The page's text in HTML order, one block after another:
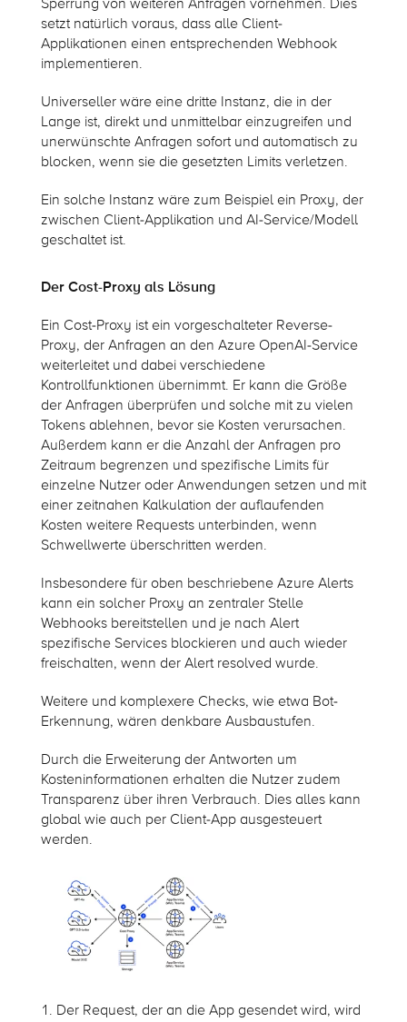
setzt natürlich voraus, dass alle Client-
Applikationen einen entsprechenden Webhook
implementieren.
Universeller wäre eine dritte Instanz, die in der
Lange ist, direkt und unmittelbar einzugreifen und
unerwünschte Anfragen sofort und automatisch zu
blocken, wenn sie die gesetzten Limits verletzen.
Ein solche Instanz wäre zum Beispiel ein Proxy, der
zwischen Client-Applikation und AI-Service/Modell
geschaltet ist.
Der Cost-Proxy als Lösung
Ein Cost-Proxy ist ein vorgeschalteter Reverse-
Proxy, der Anfragen an den Azure OpenAI-Service
weiterleitet und dabei verschiedene
Kontrollfunktionen übernimmt. Er kann die Größe
der Anfragen überprüfen und solche mit zu vielen
Tokens ablehnen, bevor sie Kosten verursachen.
Außerdem kann er die Anzahl der Anfragen pro
Zeitraum begrenzen und spezifische Limits für
einzelne Nutzer oder Anwendungen setzen und mit
einer zeitnahen Kalkulation der auflaufenden
Kosten weitere Requests unterbinden, wenn
Schwellwerte überschritten werden.
Insbesondere für oben beschriebene Azure Alerts
kann ein solcher Proxy an zentraler Stelle
Webhooks bereitstellen und je nach Alert
spezifische Services blockieren und auch wieder
freischalten, wenn der Alert resolved wurde.
Weitere und komplexere Checks, wie etwa Bot-
Erkennung, wären denkbare Ausbaustufen.
Durch die Erweiterung der Antworten um
Kosteninformationen erhalten die Nutzer zudem
Transparenz über ihren Verbrauch. Dies alles kann
global wie auch per Client-App ausgesteuert
werden.
Der Request, der an die App gesendet wird, wird